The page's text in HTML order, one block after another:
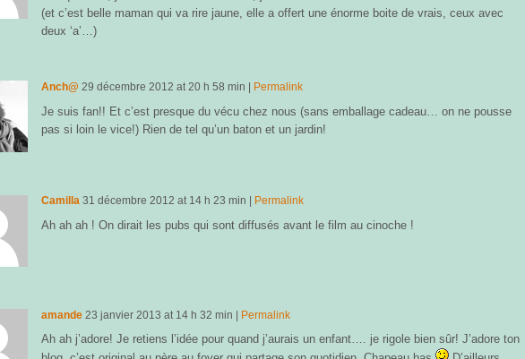
(et c’est belle maman qui va rire jaune, elle a offert une énorme boite de vrais, ceux avec
deux ‘a’…)
Anch@ 29 décembre 2012 at20 h 58 min Permalink
Je suis fan!! Et c’est presque du vécu chez nous (sans emballage cadeau… on ne pousse
pas si loin le vice!) Rien de tel qu’un baton et un jardin!
Camilla 31 décembre 2012 at 14 h 23 min Permalink
Ah ah ah ! On dirait les pubs qui sont diffusés avant le film au cinoche !
amande 23 janvier 2013 at 14 h 32 min | Permalink
Ah ah j’adore! Je retiens l’idée pour quand j’aurais un enfant…. je rigole bien sûr! J’adore ton